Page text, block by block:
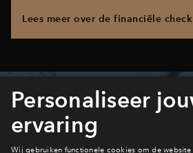
Lees meer over de financiële check